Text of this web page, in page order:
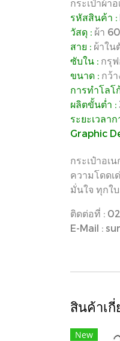
กระเป๋าผ้า
รหัสสินค้า :
วัสดุ : ผ้า
สาย : ผ้าใน
ซับใน : กรุ
ขนาด : กว้
การทำโลโ
ผลิตขั้นต่ำ :
ระยะเวลา
Graphic
กระเป๋าอเ
ความโดดเ
มั่นใจ ทุกใ
ติดต่อที่ :
E-Mail :
สินค้าเกี่
New